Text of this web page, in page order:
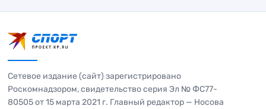
Сетевое издание (сайт) зарегистрировано
Роскомнадзором, свидетельство серия Эл № ФС77-
80505 от 15 марта 2021 г. Главный редактор — Носова